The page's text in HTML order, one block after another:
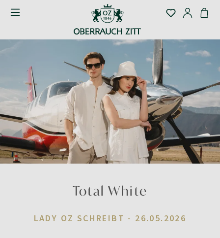
Total White
LADY OZ SCHREIBT - 26.05.2026